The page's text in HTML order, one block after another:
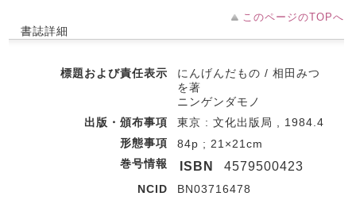
このページのTOPへ
書誌詳細
標題および責任表示
にんげんだもの / 相田みつ
を著
ニンゲンダモノ
出版・頒布事項
東京 : 文化出版局 , 1984.4
形態事項
84p ; 21×21cm
巻号情報
ISBN 4579500423
NCID
BN03716478